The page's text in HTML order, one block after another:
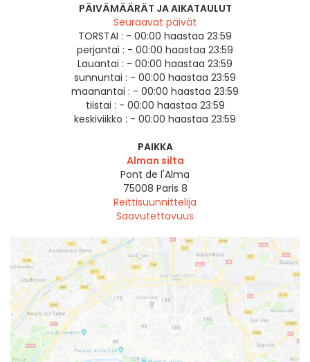
PÄIVÄMÄÄRÄT JA AIKATAULUT
Seuraavat päivät
TORSTAI : - 00:00 haastaa 23:59
perjantai : - 00:00 haastaa 23:59
Lauantai : - 00:00 haastaa 23:59
sunnuntai : - 00:00 haastaa 23:59
maanantai : - 00:00 haastaa 23:59
tiistai : - 00:00 haastaa 23:59
keskiviikko : - 00:00 haastaa 23:59
PAIKKA
Alman silta
Pont de l'Alma
75008 Paris 8
Reittisuunnittelija
Saavutettavuus